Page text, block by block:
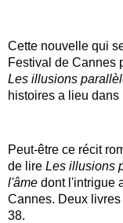
Cette nouvelle qui
Les illusions
histoires a lieu
Peut-être ce récit
de lire Les illusions
l'âme dont l'intrigue
Cannes. Deux
38.